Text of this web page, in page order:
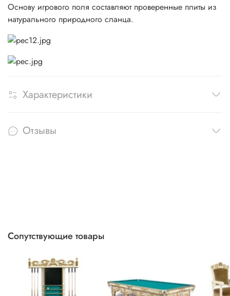
Основу игрового поля составляют проверенные плиты из
натурального природного сланца.
Характеристики
Отзывы
Сопутствующие товары